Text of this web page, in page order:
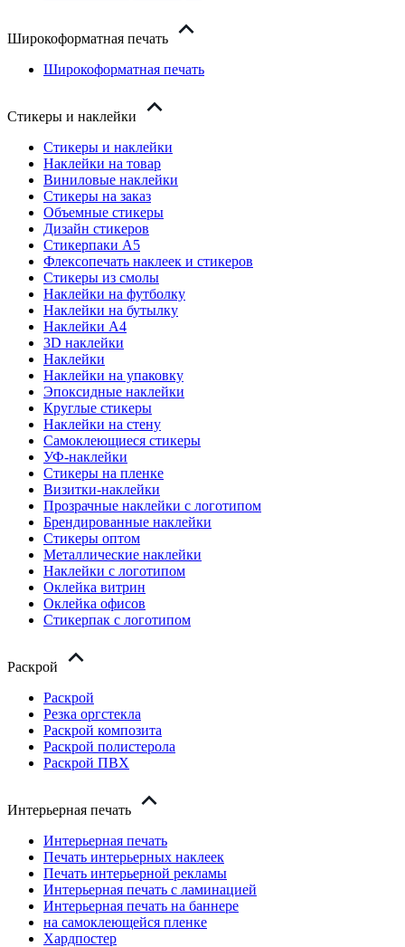
Широкоформатная печать
Широкоформатная печать
Стикеры и наклейки
Стикеры и наклейки
Наклейки на товар
Виниловые наклейки
Стикеры на заказ
Объемные стикеры
Дизайн стикеров
Стикерпаки А5
Флексопечать наклеек и стикеров
Стикеры из смолы
Наклейки на футболку
Наклейки на бутылку
Наклейки А4
3D наклейки
Наклейки
Наклейки на упаковку
Эпоксидные наклейки
Круглые стикеры
Наклейки на стену
Самоклеющиеся стикеры
УФ-наклейки
Стикеры на пленке
Визитки-наклейки
Прозрачные наклейки с логотипом
Брендированные наклейки
Стикеры оптом
Металлические наклейки
Наклейки с логотипом
Оклейка витрин
Оклейка офисов
Стикерпак с логотипом
Раскрой
Раскрой
Резка оргстекла
Раскрой композита
Раскрой полистерола
Раскрой ПВХ
Интерьерная печать
Интерьерная печать
Печать интерьерных наклеек
Печать интерьерной рекламы
Интерьерная печать с ламинацией
Интерьерная печать на баннере
на самоклеющейся пленке
Хардпостер